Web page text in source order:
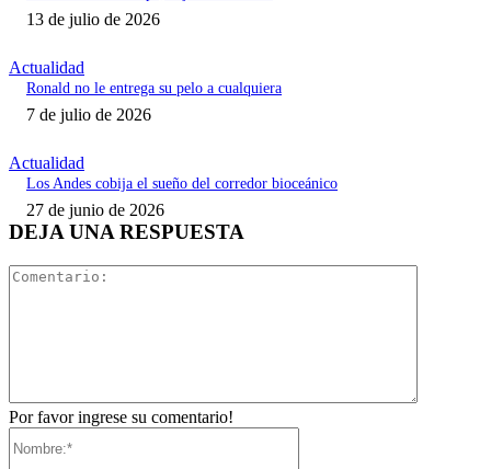
13 de julio de 2026
Actualidad
Ronald no le entrega su pelo a cualquiera
7 de julio de 2026
Actualidad
Los Andes cobija el sueño del corredor bioceánico
27 de junio de 2026
DEJA UNA RESPUESTA
Por favor ingrese su comentario!